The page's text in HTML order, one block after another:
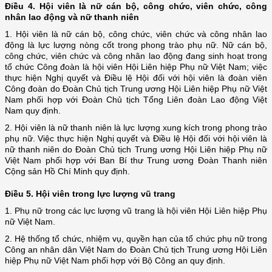
Điều 4. Hội viên là nữ cán bộ, công chức, viên chức, công
nhân lao động và nữ thanh niên
1. Hội viên là nữ cán bộ, công chức, viên chức và công nhân lao
động là lực lượng nòng cốt trong phong trào phụ nữ. Nữ cán bộ,
công chức, viên chức và công nhân lao động đang sinh hoạt trong
tổ chức Công đoàn là hội viên Hội Liên hiệp Phụ nữ Việt Nam; việc
thực hiện Nghị quyết và Điều lệ Hội đối với hội viên là đoàn viên
Công đoàn do Đoàn Chủ tịch Trung ương Hội Liên hiệp Phụ nữ Việt
Nam phối hợp với Đoàn Chủ tịch Tổng Liên đoàn Lao động Việt
Nam quy định.
2. Hội viên là nữ thanh niên là lực lượng xung kích trong phong trào
phụ nữ. Việc thực hiện Nghị quyết và Điều lệ Hội đối với hội viên là
nữ thanh niên do Đoàn Chủ tịch Trung ương Hội Liên hiệp Phụ nữ
Việt Nam phối hợp với Ban Bí thư Trung ương Đoàn Thanh niên
Cộng sản Hồ Chí Minh quy định.
Điều 5. Hội viên trong lực lượng vũ trang
1. Phụ nữ trong các lực lượng vũ trang là hội viên Hội Liên hiệp Phụ
nữ Việt Nam.
2. Hệ thống tổ chức, nhiệm vụ, quyền hạn của tổ chức phụ nữ trong
Công an nhân dân Việt Nam do Đoàn Chủ tịch Trung ương Hội Liên
hiệp Phụ nữ Việt Nam phối hợp với Bộ Công an quy định.